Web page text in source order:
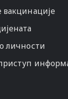
вакцинације
личности